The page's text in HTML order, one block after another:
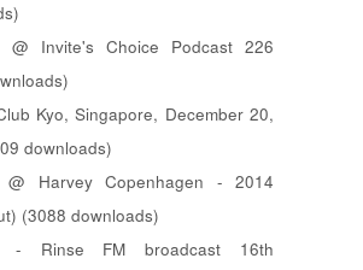
@ Invite's Choice Podcast 226
Kyo, Singapore, December 20,
downloads)
@ Harvey Copenhagen - 2014
(3088 downloads)
- Rinse FM broadcast 16th